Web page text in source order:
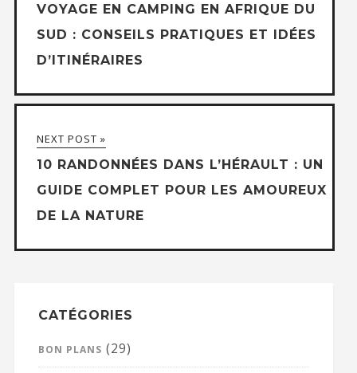
VOYAGE EN CAMPING EN AFRIQUE DU
SUD : CONSEILS PRATIQUES ET IDÉES
D’ITINÉRAIRES
NEXT POST »
10 RANDONNÉES DANS L’HÉRAULT : UN
GUIDE COMPLET POUR LES AMOUREUX
DE LA NATURE
CATÉGORIES
BON PLANS (29)